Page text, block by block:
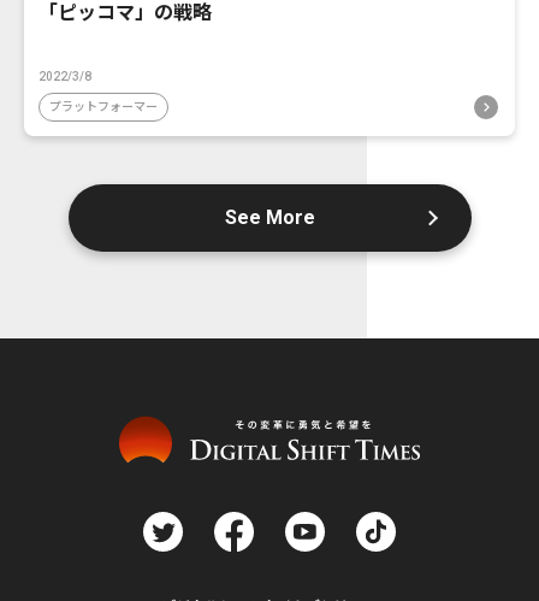
「ピッコマ」の戦略
2022/3/8
プラットフォーマー
See More